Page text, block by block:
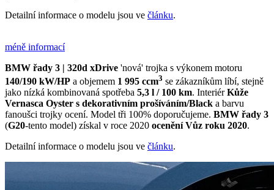
Detailní informace o modelu jsou ve článku.
méně informací
BMW řady 3 | 320d xDrive 'nová' trojka s výkonem motoru
140/190 kW/HP a objemem 1 995 ccm3 se zákazníkům líbí, stejně
jako nízká kombinovaná spotřeba 5,3 l / 100 km. InteriérKůže
Vernasca Oyster s dekorativním prošíváním/Black a barvu
fanoušci trojky ocení. Model tři 100% doporučujeme. BMW řady 3
(G20-tento model) získal v roce 2020 oceněníVůz roku 2020.
Detailní informace o modelu jsou ve článku.